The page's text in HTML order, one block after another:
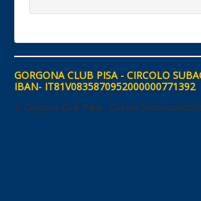
GORGONA CLUB PISA - CIRCOLO
IBAN- IT81V0835870952000000771392
© Gorgona Club Pisa - Circolo